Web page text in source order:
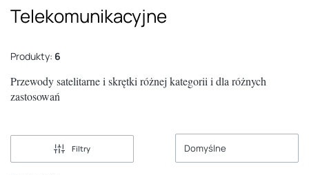
Telekomunikacyjne
Produkty: 6
Przewody satelitarne i skrętki różnej kategorii i dla różnych
zastosowań
Filtry Domyślne